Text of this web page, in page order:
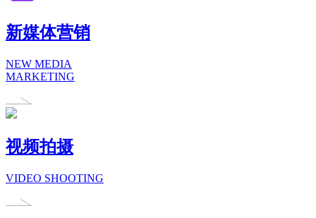
新媒体营销
NEW MEDIA
MARKETING
视频拍摄
VIDEO SHOOTING